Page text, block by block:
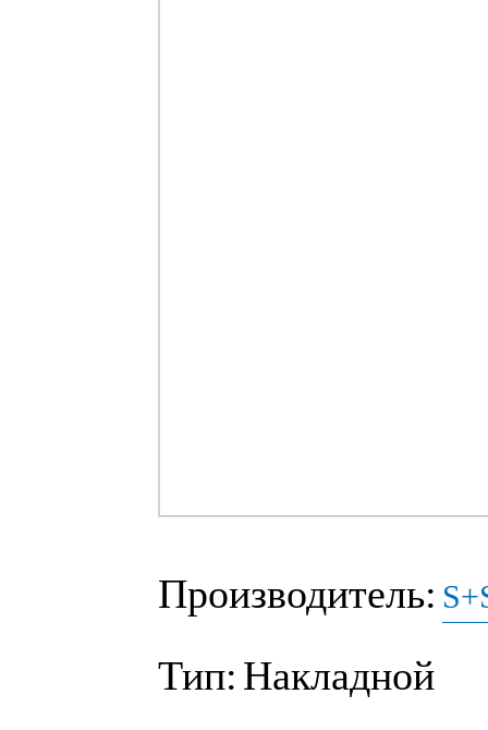
Производитель:
Тип: Накладной